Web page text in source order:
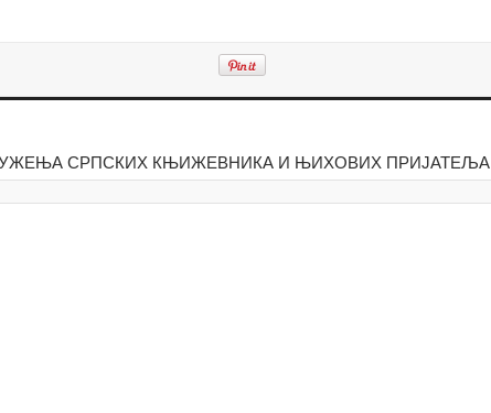
СРПСКИХ КЊИЖЕВНИКА И ЊИХОВИХ ПРИЈАТЕЉА